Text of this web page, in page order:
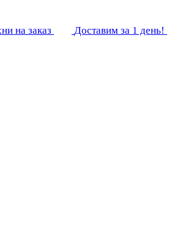
на заказ Доставим за 1 день!